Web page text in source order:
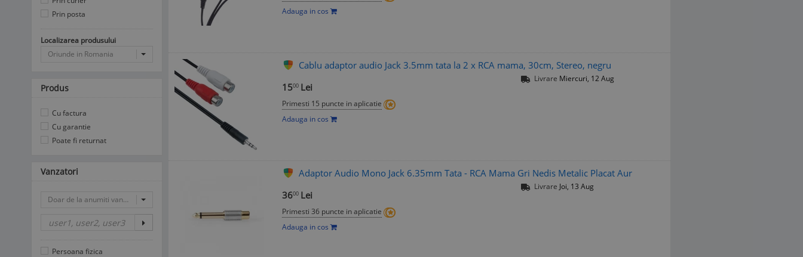
Adauga in cos
Cablu adaptor audio Jack 3.5mm tata la 2 x RCA mama, 30cm, Stereo, negru
1500 Lei
Primesti 15 puncte in aplicatie
Adauga in cos
Livrare Miercuri, 12 Aug
Adaptor Audio Mono Jack 6.35mm Tata - RCA Mama Gri Nedis Metalic Placat Aur
3600 Lei
Primesti 36 puncte in aplicatie
Adauga in cos
Livrare Joi, 13 Aug
Prin posta
Localizarea produsului
Oriunde in Romania
Produs
Cu factura
Cu garantie
Poate fi returnat
Vanzatori
Doar de la anumiti vanzatori
Persoana fizica